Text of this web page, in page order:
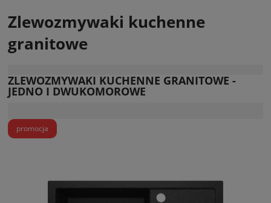
Zlewozmywaki kuchenne
granitowe
ZLEWOZMYWAKI KUCHENNE GRANITOWE -
JEDNO I DWUKOMOROWE
promocja